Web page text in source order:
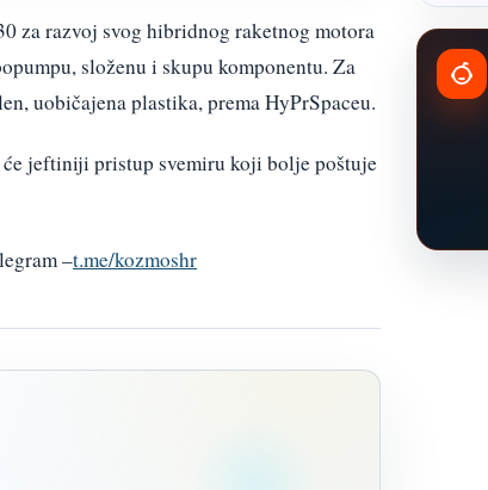
za razvoj svog hibridnog raketnog motora
složenu i skupu komponentu. Za
uobičajena plastika, prema HyPrSpaceu.
jeftiniji pristup svemiru koji bolje poštuje
–t.me/kozmoshr